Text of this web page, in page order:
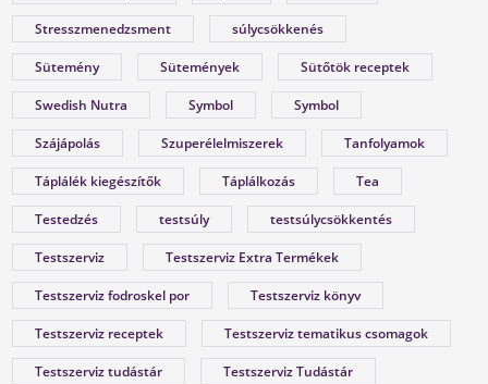
Stresszmenedzsment súlycsökkenés
Sütemény Sütemények Sütőtök receptek
Swedish Nutra Symbol Symbol
Szájápolás Szuperélelmiszerek Tanfolyamok
Táplálék kiegészítők Táplálkozás Tea
Testedzés testsúly testsúlycsökkentés
Testszerviz Testszerviz Extra Termékek
Testszerviz fodroskel por Testszerviz könyv
Testszerviz receptek Testszerviz tematikus csomagok
Testszerviz tudástár Testszerviz Tudástár